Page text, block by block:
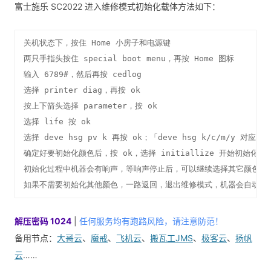
富士施乐 SC2022 进入维修模式初始化载体方法如下：
关机状态下，按住 Home 小房子和电源键
两只手指头按住 special boot menu，再按 Home 图标
输入 6789#，然后再按 cedlog
选择 printer diag，再按 ok
按上下箭头选择 parameter，按 ok
选择 life 按 ok
选择 deve hsg pv k 再按 ok；「deve hsg k/c/m/y 对应着黑/
确定好要初始化颜色后，按 ok，选择 initiallize 开始初始化
初始化过程中机器会有响声，等响声停止后，可以继续选择其它颜色初
如果不需要初始化其他颜色，一路返回，退出维修模式，机器会自动重
解压密码 1024
任何服务均有跑路风险，请注意防范！
备用节点： 大哥云、 魔戒、 飞机云、 搬瓦工JMS、 极客云、 扬帆
云……